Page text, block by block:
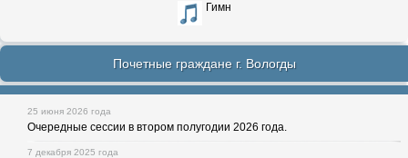
Гимн
Почетные граждане г. Вологды
25 июня 2026 года
Очередные сессии в втором полугодии 2026 года.
7 декабря 2025 года